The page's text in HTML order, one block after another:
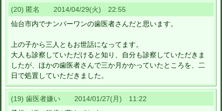
(20) 匿名 2014/04/29(火) 22:55
仙台市内でナンバーワンの歯医者さんだと思います。
上の子から三人ともお世話になってます。
大人も診察していただけると知り、自分も診察していただきま
したが、ほかの歯医者さんで三か月かかっていたところを、二
日で処置していただきました。
(19) 歯医者嫌い 2014/01/27(月) 11:22